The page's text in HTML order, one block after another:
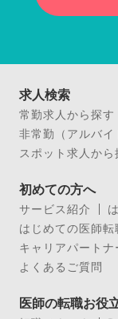
求人検索
常勤求人から探す
非常勤（アルバ
スポット求人から
初めての方へ
サービス紹介
はじめての医師
キャリアパートナ
よくあるご質問
医師の転職お役